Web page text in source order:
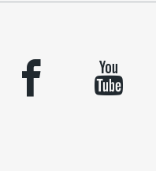
facebook youtube